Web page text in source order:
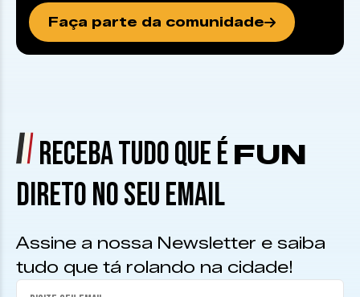
Faça parte da comunidade
RECEBA TUDO QUE É FUN
DIRETO NO SEU EMAIL
Assine a nossa Newsletter e saiba
tudo que tá rolando na cidade!